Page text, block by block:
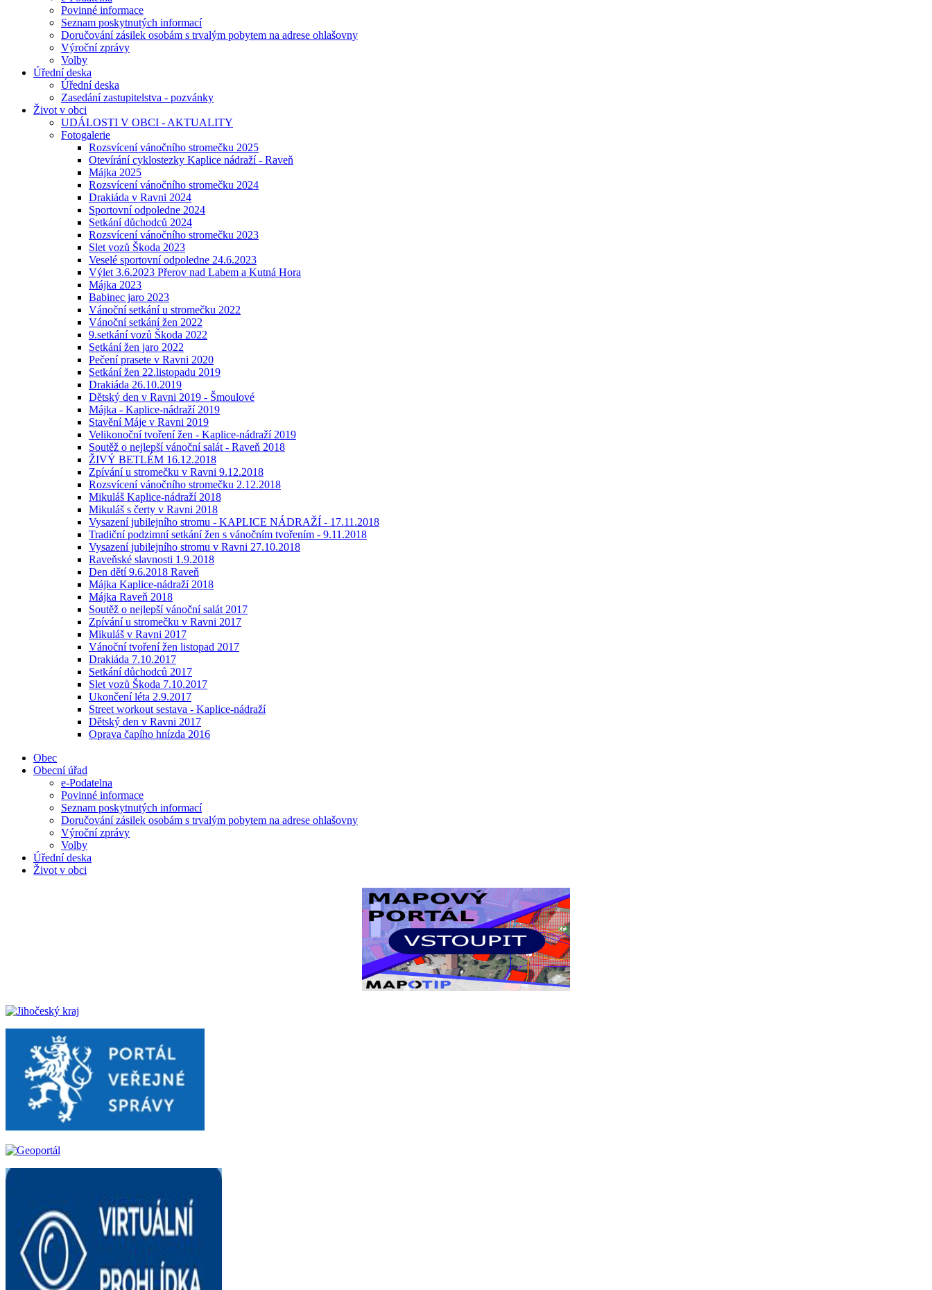
Povinné informace
Seznam poskytnutých informací
Doručování zásilek osobám s trvalým pobytem na adrese ohlašovny
Výroční zprávy
Volby
Úřední deska
Úřední deska
Zasedání zastupitelstva - pozvánky
Život v obci
UDÁLOSTI V OBCI - AKTUALITY
Fotogalerie
Rozsvícení vánočního stromečku 2025
Otevírání cyklostezky Kaplice nádraží - Raveň
Májka 2025
Rozsvícení vánočního stromečku 2024
Drakiáda v Ravni 2024
Sportovní odpoledne 2024
Setkání důchodců 2024
Rozsvícení vánočního stromečku 2023
Slet vozů Škoda 2023
Veselé sportovní odpoledne 24.6.2023
Výlet 3.6.2023 Přerov nad Labem a Kutná Hora
Májka 2023
Babinec jaro 2023
Vánoční setkání u stromečku 2022
Vánoční setkání žen 2022
9.setkání vozů Škoda 2022
Setkání žen jaro 2022
Pečení prasete v Ravni 2020
Setkání žen 22.listopadu 2019
Drakiáda 26.10.2019
Dětský den v Ravni 2019 - Šmoulové
Májka - Kaplice-nádraží 2019
Stavění Máje v Ravni 2019
Velikonoční tvoření žen - Kaplice-nádraží 2019
Soutěž o nejlepší vánoční salát - Raveň 2018
ŽIVÝ BETLÉM 16.12.2018
Zpívání u stromečku v Ravni 9.12.2018
Rozsvícení vánočního stromečku 2.12.2018
Mikuláš Kaplice-nádraží 2018
Mikuláš s čerty v Ravni 2018
Vysazení jubilejního stromu - KAPLICE NÁDRAŽÍ - 17.11.2018
Tradiční podzimní setkání žen s vánočním tvořením - 9.11.2018
Vysazení jubilejního stromu v Ravni 27.10.2018
Raveňské slavnosti 1.9.2018
Den dětí 9.6.2018 Raveň
Májka Kaplice-nádraží 2018
Májka Raveň 2018
Soutěž o nejlepší vánoční salát 2017
Zpívání u stromečku v Ravni 2017
Mikuláš v Ravni 2017
Vánoční tvoření žen listopad 2017
Drakiáda 7.10.2017
Setkání důchodců 2017
Slet vozů Škoda 7.10.2017
Ukončení léta 2.9.2017
Street workout sestava - Kaplice-nádraží
Dětský den v Ravni 2017
Oprava čapího hnízda 2016
Obec
Obecní úřad
e-Podatelna
Povinné informace
Seznam poskytnutých informací
Doručování zásilek osobám s trvalým pobytem na adrese ohlašovny
Výroční zprávy
Volby
Úřední deska
Život v obci